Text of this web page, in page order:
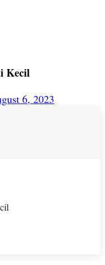
Kecil
6, 2023